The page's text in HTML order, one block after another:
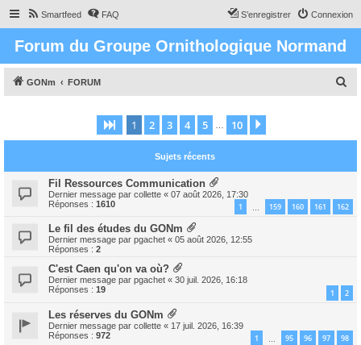
Smartfeed FAQ Connexion
S’enregistrer
Forum du Groupe Ornithologique Normand
GONm FORUM
h
c
h
Page 1sur10
1 2 3 4 5 10
Sujets récents
Fil Ressources Communication
Dernier message par collette « 07 août 2026, 17:30
Réponses : 1610 1 159 160 161 162
Le fil des études du GONm
Dernier message par pgachet « 05 août 2026, 12:55
Réponses : 2
C'est Caen qu'on va où?
Dernier message par pgachet « 30 juil. 2026, 16:18
Réponses : 19 1 2
Les réserves du GONm
Dernier message par collette « 17 juil. 2026, 16:39
Réponses : 972 1 95 96 97 98